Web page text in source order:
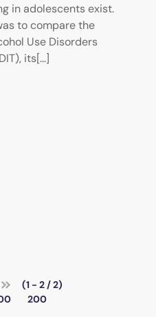
in adolescents exist.
to compare the
Use Disorders
its[...]
(1 - 2 / 2)
200